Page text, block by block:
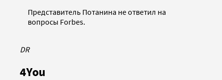
Представитель Потанина не ответил на
вопросы Forbes.
DR
4You